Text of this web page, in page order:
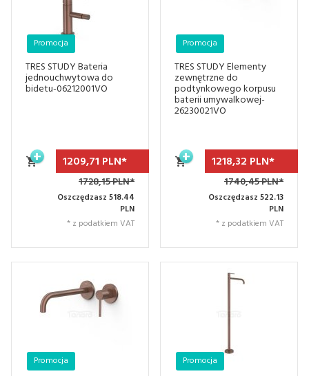
TRES STUDY Bateria
jednouchwytowa do
bidetu-06212001VO
Promocja
1209,71 PLN*
1728,15 PLN*
Oszczędzasz 518.44
PLN
* z podatkiem VAT
TRES STUDY Elementy
zewnętrzne do
podtynkowego korpusu
baterii umywalkowej-
26230021VO
Promocja
1218,32 PLN*
1740,45 PLN*
Oszczędzasz 522.13
PLN
* z podatkiem VAT
Promocja Promocja